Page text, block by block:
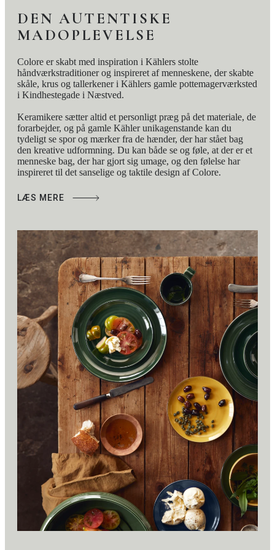
stor kærlighed til Kählers keramik og specielt den
grønne dybe glasur – Aarstidernes signaturfarve.
DEN AUTENTISKE
MADOPLEVELSE
Colore er skabt med inspiration i Kählers stolte
håndværkstraditioner og inspireret af menneskene, der skabte
skåle, krus og tallerkener i Kählers gamle pottemagerværksted
i Kindhestegade i Næstved.
Keramikere sætter altid et personligt præg på det materiale, de
forarbejder, og på gamle Kähler unikagenstande kan du
tydeligt se spor og mærker fra de hænder, der har stået bag
den kreative udformning. Du kan både se og føle, at der er et
menneske bag, der har gjort sig umage, og den følelse har
inspireret til det sanselige og taktile design af Colore.
LÆS MERE